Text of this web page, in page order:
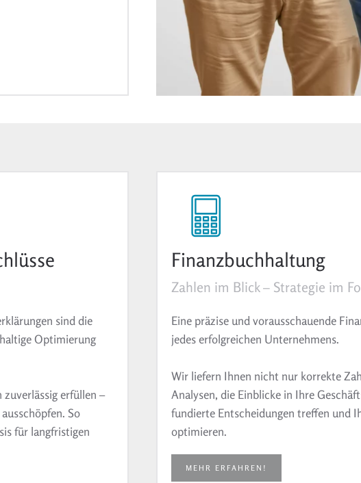
sind die
Optimierung
zuverlässig erfüllen –
So
für langfristigen
Finanzbuchhaltung
Zahlen im Blick – Strategie im
Eine präzise und vorausschauende
jedes erfolgreichen Unternehmens.
Wir liefern Ihnen nicht nur korrekte
Analysen, die Einblicke in Ihre
fundierte Entscheidungen treffen und
optimieren.
MEHR ERFAHREN!